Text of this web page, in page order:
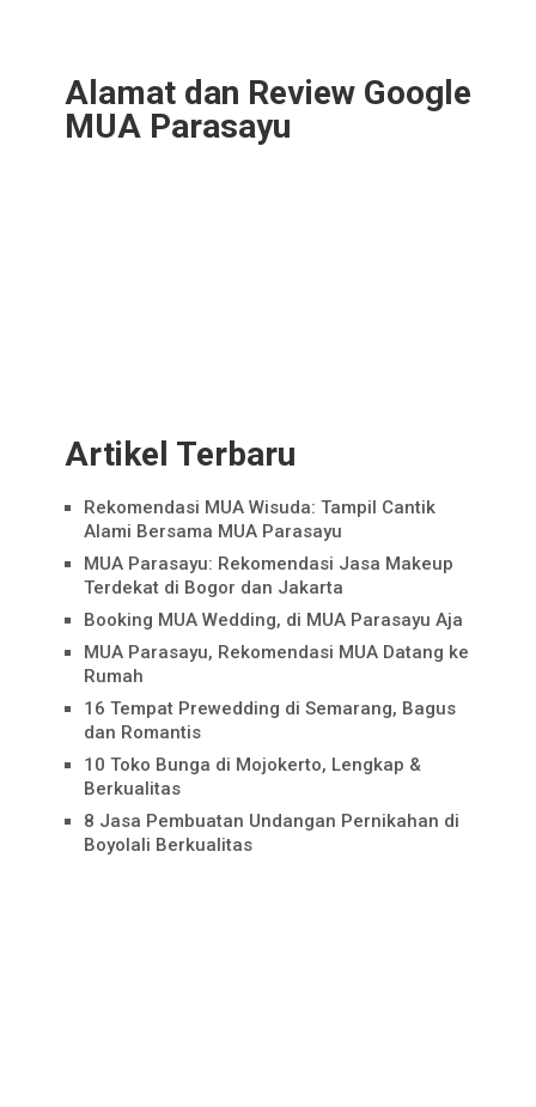
Alamat dan Review Google
MUA Parasayu
Artikel Terbaru
Rekomendasi MUA Wisuda: Tampil Cantik
Alami Bersama MUA Parasayu
MUA Parasayu: Rekomendasi Jasa Makeup
Terdekat di Bogor dan Jakarta
Booking MUA Wedding, di MUA Parasayu Aja
MUA Parasayu, Rekomendasi MUA Datang ke
Rumah
16 Tempat Prewedding di Semarang, Bagus
dan Romantis
10 Toko Bunga di Mojokerto, Lengkap &
Berkualitas
8 Jasa Pembuatan Undangan Pernikahan di
Boyolali Berkualitas